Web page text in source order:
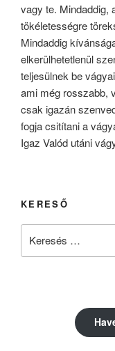
vagy te. Mindaddig,
tökéletességre
Mindaddig
elkerülhetetlenül
teljesülnek be
ami még rosszabb,
csak igazán
fogja csitítani a
Igaz Valód utáni
KERESŐ